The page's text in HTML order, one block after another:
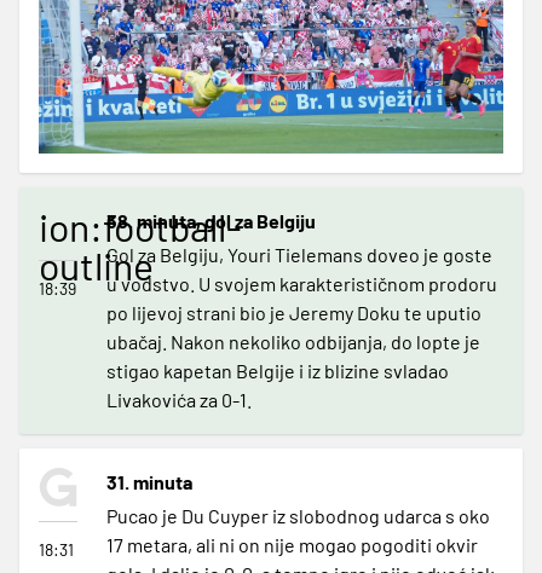
ion:football-
outline
18:39
38. minuta, gol za Belgiju
Gol za Belgiju, Youri Tielemans doveo je goste
u vodstvo. U svojem karakterističnom prodoru
po lijevoj strani bio je Jeremy Doku te uputio
ubačaj. Nakon nekoliko odbijanja, do lopte je
stigao kapetan Belgije i iz blizine svladao
Livakovića za 0-1.
18:31
31. minuta
Pucao je Du Cuyper iz slobodnog udarca s oko
17 metara, ali ni on nije mogao pogoditi okvir